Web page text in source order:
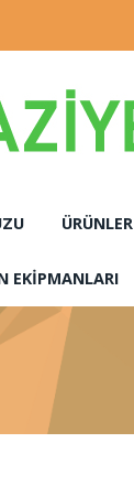
ÜRÜNLER
EKIPMANLARI